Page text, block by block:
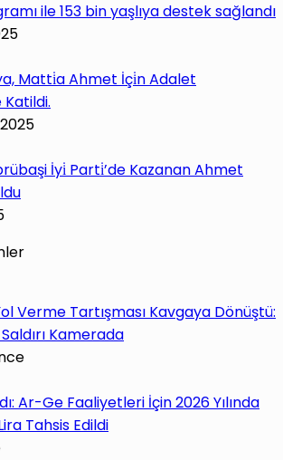
ile 153 bin yaşlıya destek sağlandı
Matti̇a Ahmet İçi̇n Adalet
Katildi.
İyi̇ Parti̇’de Kazanan Ahmet
Verme Tartışması Kavgaya Dönüştü:
Kamerada
Ar-Ge Faaliyetleri İçin 2026 Yılında
Tahsis Edildi